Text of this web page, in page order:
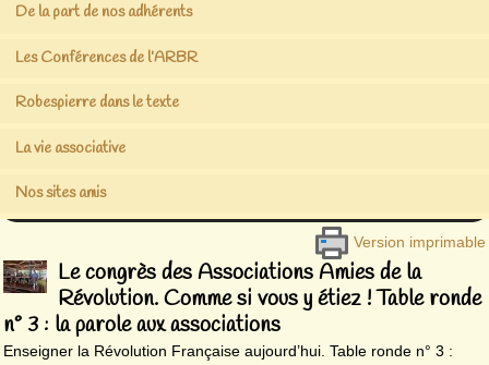
De la part de nos adhérents
Les Conférences de l’ARBR
Robespierre dans le texte
La vie associative
Nos sites amis
Version imprimable
Le congrès des Associations Amies de la
Révolution. Comme si vous y étiez ! Table ronde
n° 3 : la parole aux associations
Enseigner la Révolution Française aujourd’hui. Table ronde n° 3 :